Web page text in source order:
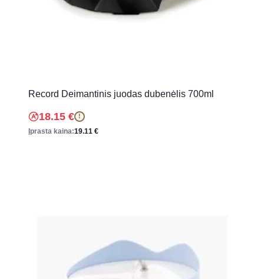
Record Deimantinis juodas dubenėlis 700ml
18.15 € !
Įprasta kaina:19.11 €